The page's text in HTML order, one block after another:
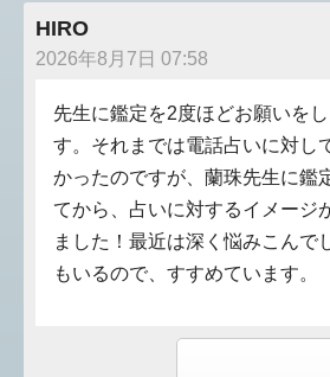
HIRO
2026年8月7日 07:58
先生に鑑定を2度ほどお願いを
す。それまでは電話占いに対し
かったのですが、蘭珠先生に鑑
てから、占いに対するイメージ
ました！最近は深く悩みこんで
もいるので、すすめています。